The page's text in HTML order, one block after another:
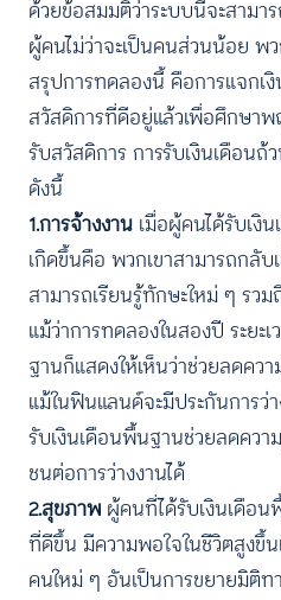
ด้วยข้อสมมติว่าระบบนี้จะสามา
ผู้คนไม่ว่าจะเป็นคนส่วนน้อย พ
สรุปการทดลองนี้ คือการแจกเ
สวัสดิการที่ดีอยู่แล้วเพื่อศึกษา
รับสวัสดิการ การรับเงินเดือ
ดังนี้
1.การจ้างงาน เมื่อผู้คนได้รับเ
เกิดขึ้นคือ พวกเขาสามารถกลับ
สามารถเรียนรู้ทักษะใหม่ ๆ รว
แม้ว่าการทดลองในสองปี ระยะ
ฐานก็แสดงให้เห็นว่าช่วยลดควา
แม้ในฟินแลนด์จะมีประกันการว่
รับเงินเดือนพื้นฐานช่วยลดควา
ชนต่อการว่างงานได้
2.สุขภาพ ผู้คนที่ได้รับเงินเดือ
ที่ดีขึ้น มีความพอใจในชีวิตสูง
คนใหม่ ๆ อันเป็นการขยายมิติท